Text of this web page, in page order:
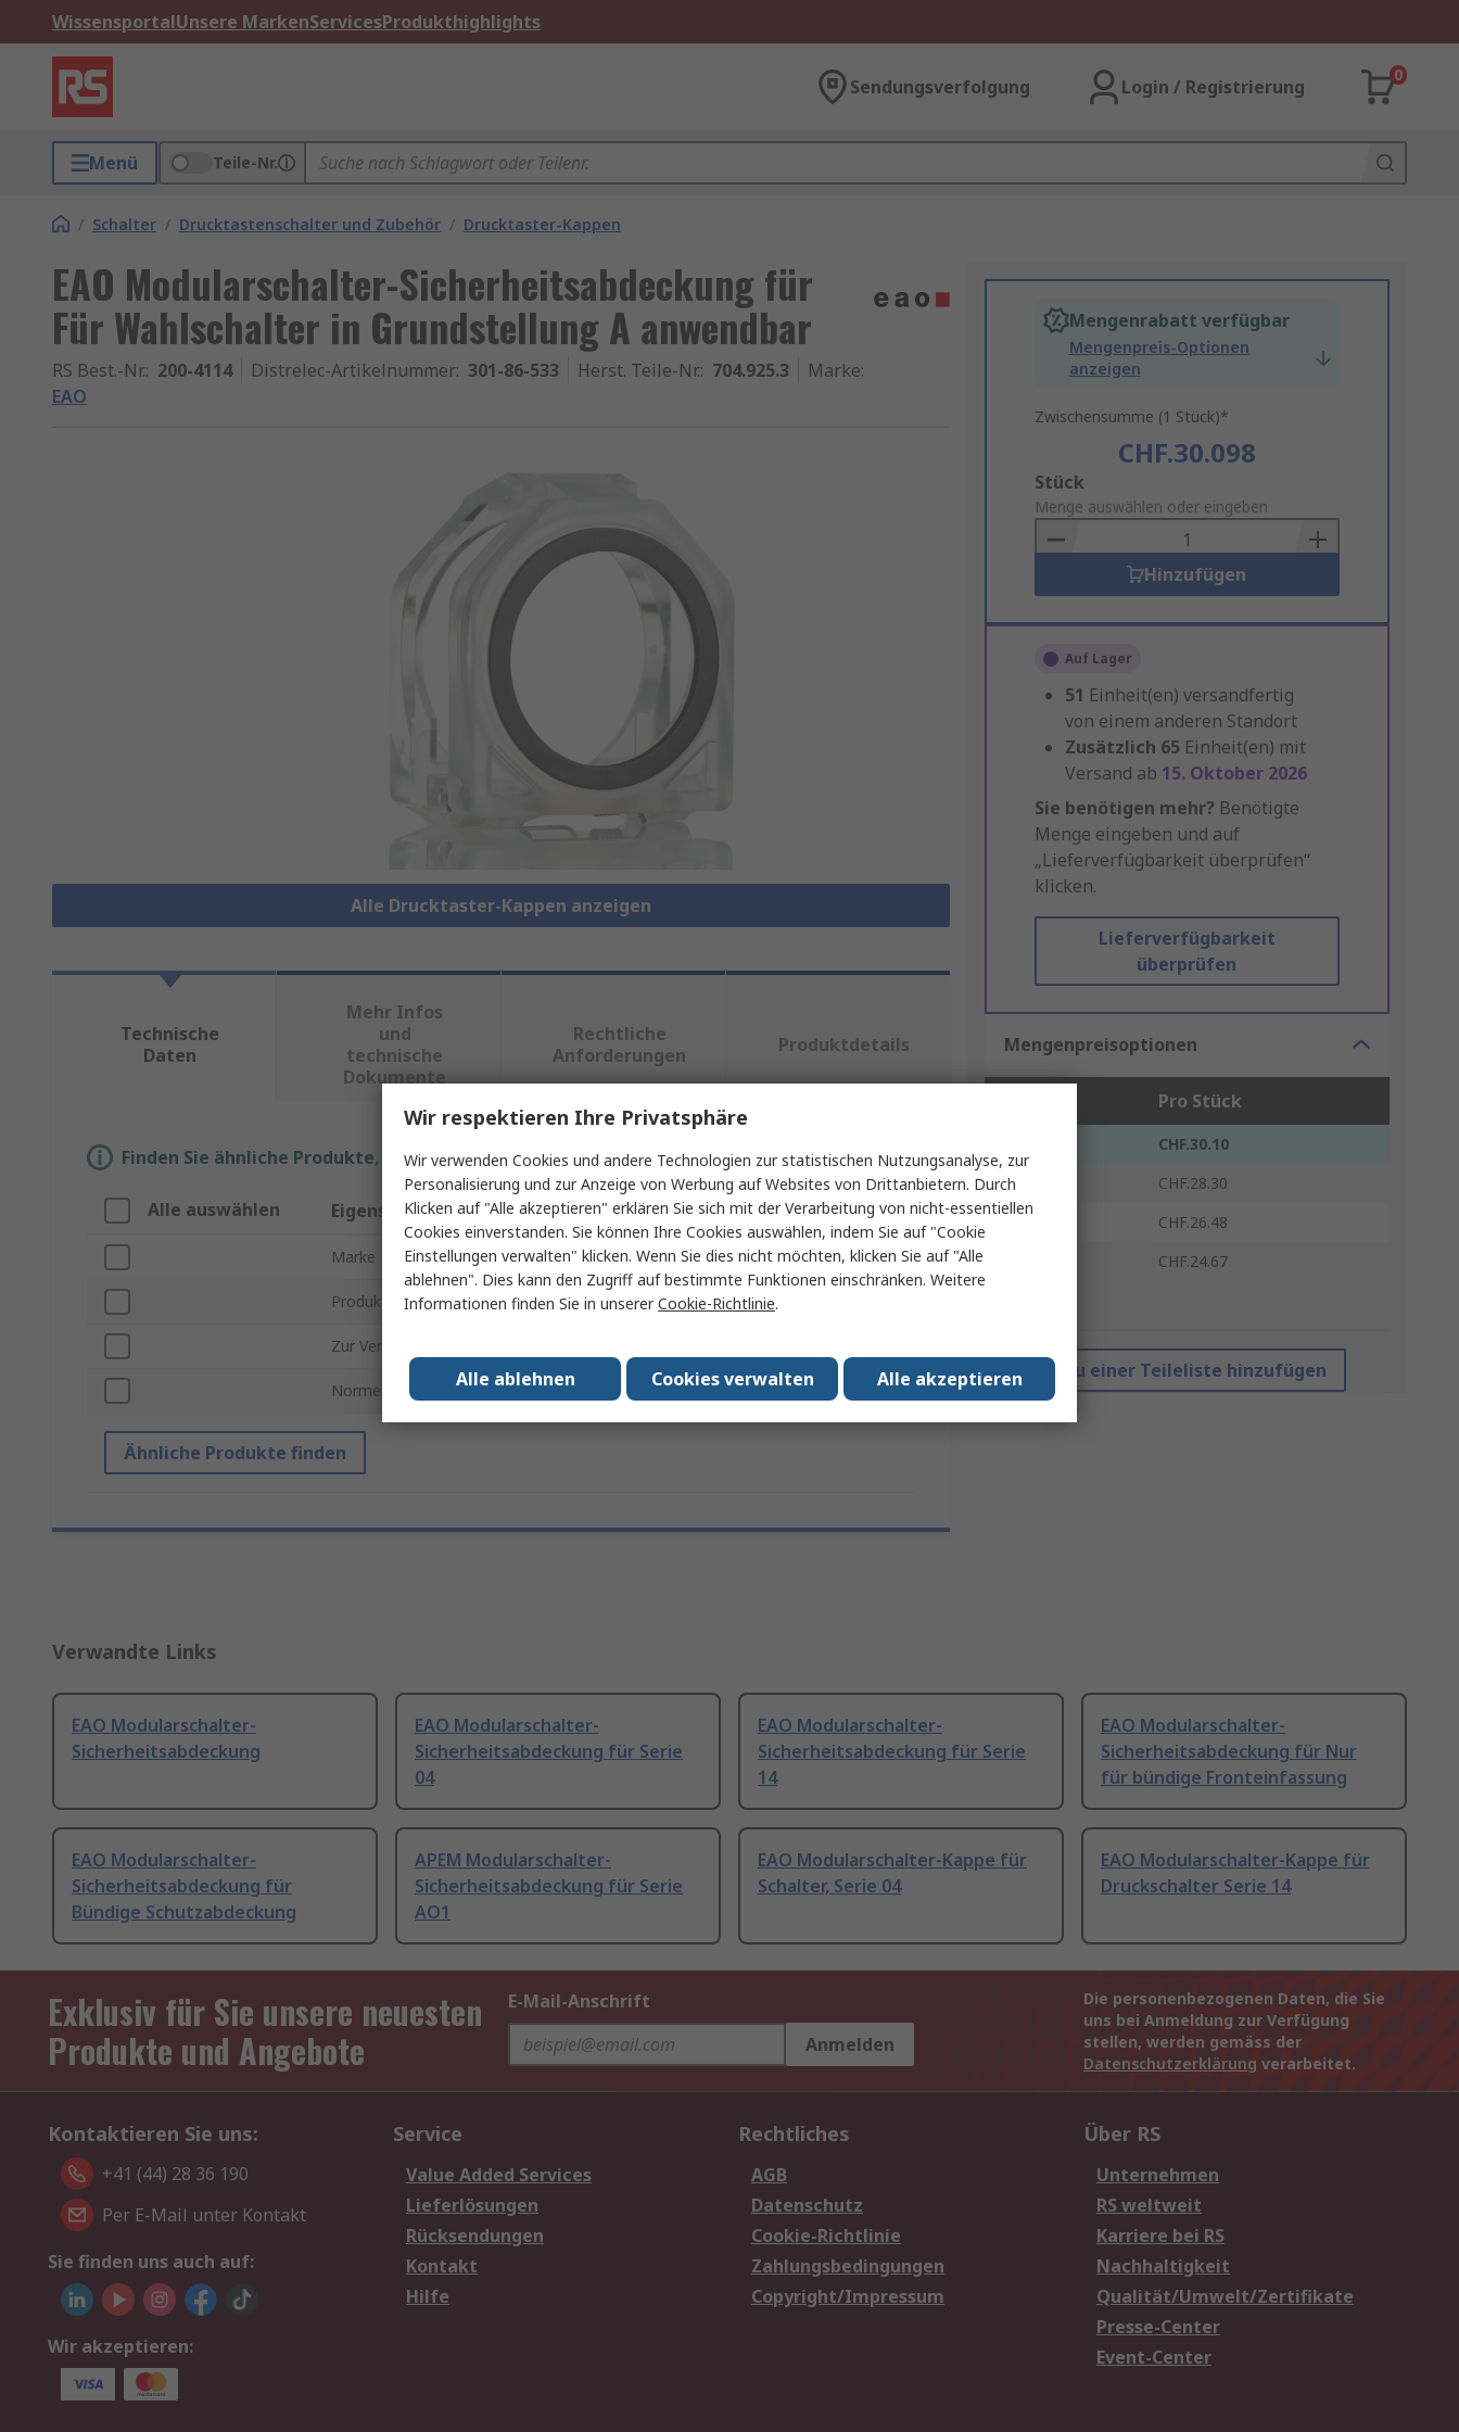
WissensportalUnsere MarkenServicesProdukthighlights
Sendungsverfolgung Login / Registrierung
0
Menü Teile-Nr.
/ Schalter / Drucktastenschalter und Zubehör / Drucktaster-Kappen
EAO Modularschalter-Sicherheitsabdeckung für
Für Wahlschalter in Grundstellung A anwendbar
RS Best.-Nr.: 200-4114 Distrelec-Artikelnummer: 301-86-533 Herst. Teile-Nr.: 704.925.3 Marke:
EAO
Alle Drucktaster-Kappen anzeigen
Mengenrabatt verfügbar
Mengenpreis-Optionen
anzeigen
Zwischensumme (1 Stück)*
CHF.30.098
Add
to
Basket
Stück
Menge auswählen oder eingeben
Hinzufügen
Auf Lager
51 Einheit(en) versandfertig
von einem anderen Standort
Zusätzlich 65 Einheit(en) mit
Versand ab 15. Oktober 2026
Sie benötigen mehr? Benötigte
Menge eingeben und auf
„Lieferverfügbarkeit überprüfen“
klicken.
Lieferverfügbarkeit
überprüfen
Mengenpreisoptionen
Pro Stück
CHF.30.10
5 - 9
CHF.28.30
CHF.26.48
CHF.24.67
Zu einer Teileliste hinzufügen
Technische
Daten
Mehr Infos
und
technische
Dokumente
Rechtliche
Anforderungen
Produktdetails
Finden Sie ähnliche Produkte, indem Sie ein oder mehrere Eigenschaften auswählen.
Alle auswählen Eigenschaft Wert
Marke EAO
Produkt Typ Modularschalter-Sicherheitsabdeckung
Zur Verwendung mit
Normen/Zulassungen No
Ähnliche Produkte finden
Verwandte Links
EAO Modularschalter-
Sicherheitsabdeckung
EAO Modularschalter-
Sicherheitsabdeckung für Serie
04
EAO Modularschalter-
Sicherheitsabdeckung für Serie
14
EAO Modularschalter-
Sicherheitsabdeckung für Nur
für bündige Fronteinfassung
EAO Modularschalter-
Sicherheitsabdeckung für
Bündige Schutzabdeckung
APEM Modularschalter-
Sicherheitsabdeckung für Serie
AO1
EAO Modularschalter-Kappe für
Schalter, Serie 04
EAO Modularschalter-Kappe für
Druckschalter Serie 14
Exklusiv für Sie unsere neuesten
Produkte und Angebote
E-Mail-Anschrift
Anmelden
Die personenbezogenen Daten, die Sie
uns bei Anmeldung zur Verfügung
stellen, werden gemäss der
Datenschutzerklärung verarbeitet.
Kontaktieren Sie uns:
+41 (44) 28 36 190
Per E-Mail unter Kontakt
Sie finden uns auch auf:
Wir akzeptieren:
Service
Value Added Services
Lieferlösungen
Rücksendungen
Kontakt
Hilfe
Rechtliches
AGB
Datenschutz
Cookie-Richtlinie
Zahlungsbedingungen
Copyright/Impressum
Über RS
Unternehmen
RS weltweit
Karriere bei RS
Nachhaltigkeit
Qualität/Umwelt/Zertifikate
Presse-Center
Event-Center
Wir respektieren Ihre Privatsphäre
Wir verwenden Cookies und andere Technologien zur statistischen Nutzungsanalyse, zur
Personalisierung und zur Anzeige von Werbung auf Websites von Drittanbietern. Durch
Klicken auf "Alle akzeptieren" erklären Sie sich mit der Verarbeitung von nicht-essentiellen
Cookies einverstanden. Sie können Ihre Cookies auswählen, indem Sie auf "Cookie
Einstellungen verwalten" klicken. Wenn Sie dies nicht möchten, klicken Sie auf "Alle
ablehnen". Dies kann den Zugriff auf bestimmte Funktionen einschränken. Weitere
Informationen finden Sie in unsererCookie-Richtlinie.
Alle akzeptieren
Cookies verwalten
Alle ablehnen